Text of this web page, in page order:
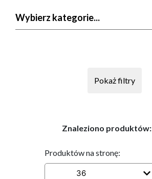
Wybierz kategorie...
Pokaż filtry
Znaleziono produktów:
Produktów na stronę:
36